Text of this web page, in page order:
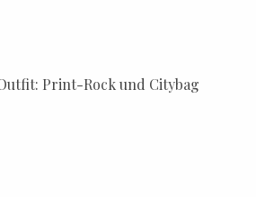
Print-Rock und Citybag